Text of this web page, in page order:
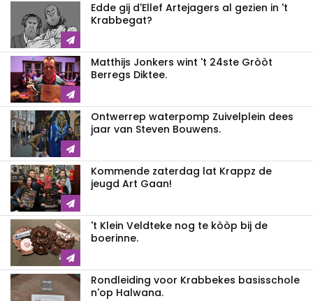
Edde gij d'Ellef Artejagers al gezien in 't
Krabbegat?
Matthijs Jonkers wint 't 24ste Gròòt
Berregs Diktee.
Ontwerrep waterpomp Zuivelplein dees
jaar van Steven Bouwens.
Kommende zaterdag lat Krappz de
jeugd Art Gaan!
't Klein Veldteke nog te kòòp bij de
boerinne.
Rondleiding voor Krabbekes basisschole
n'op Halwana.